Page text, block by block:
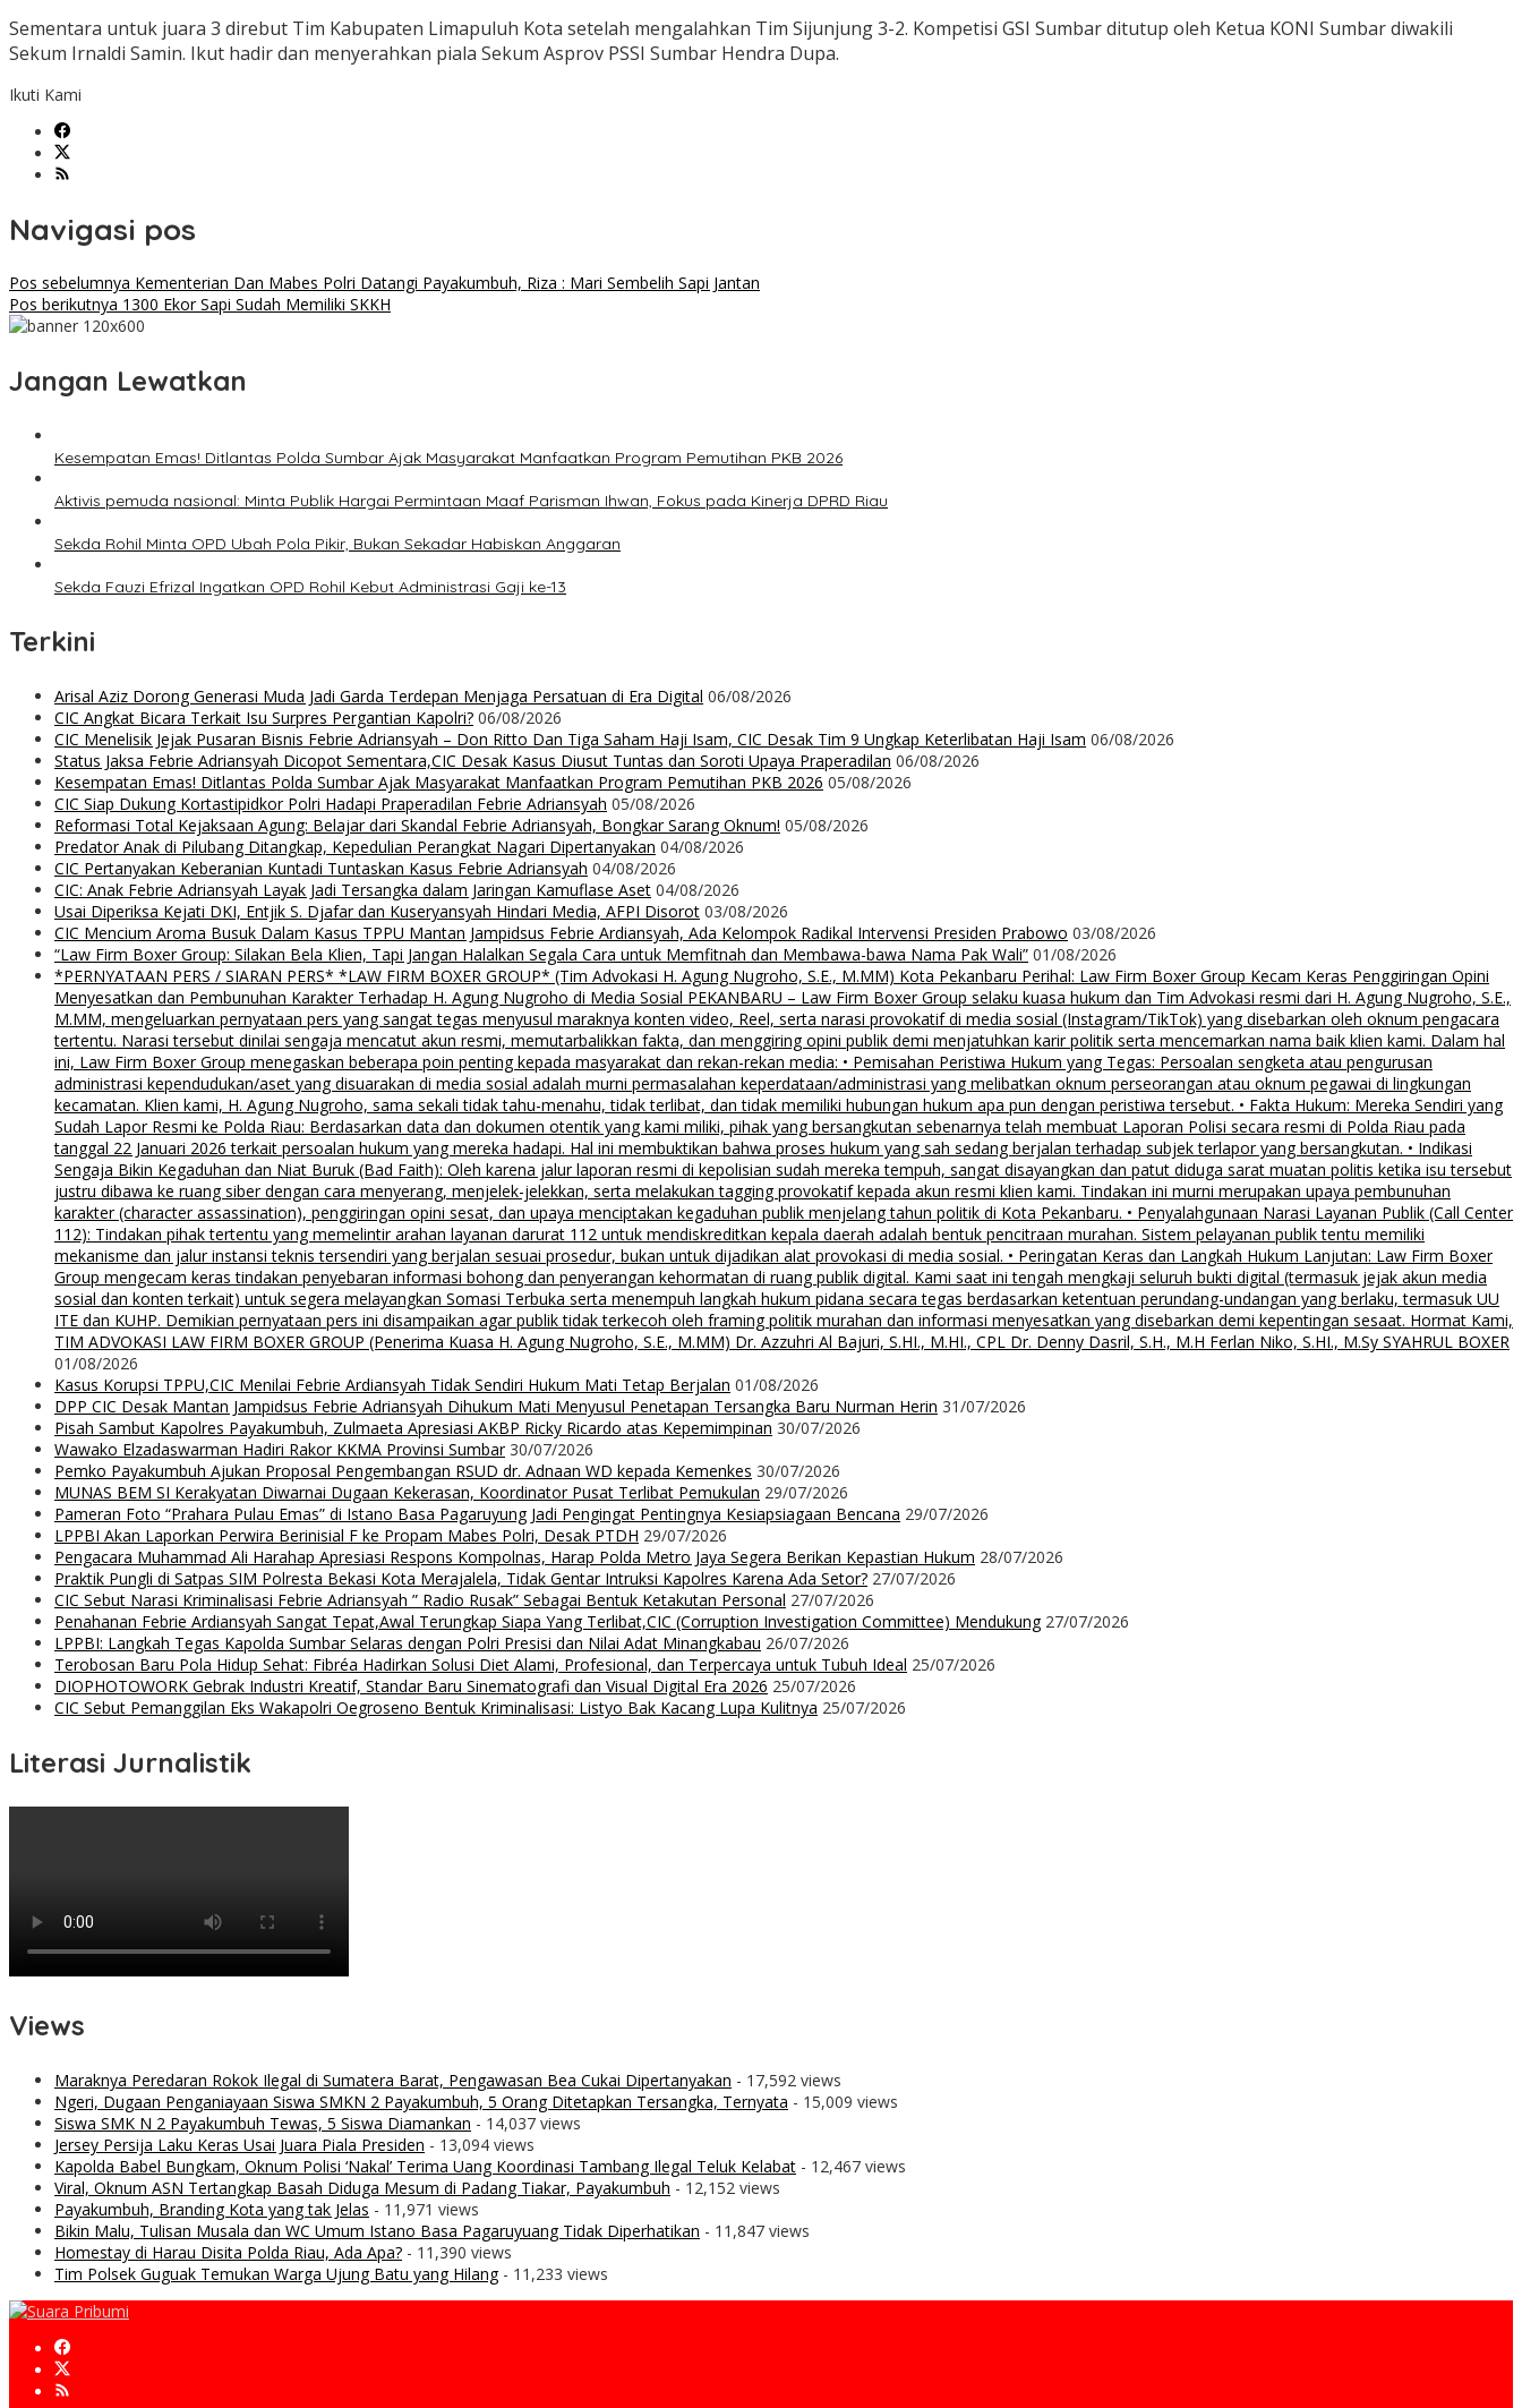
Sementara untuk juara 3 direbut Tim Kabupaten Limapuluh Kota setelah mengalahkan Tim Sijunjung 3-2. Kompetisi GSI Sumbar ditutup oleh Ketua KONI Sumbar diwakili
Sekum Irnaldi Samin. Ikut hadir dan menyerahkan piala Sekum Asprov PSSI Sumbar Hendra Dupa.
Ikuti Kami
Navigasi pos
Pos sebelumnya Kementerian Dan Mabes Polri Datangi Payakumbuh, Riza : Mari Sembelih Sapi Jantan
Pos berikutnya 1300 Ekor Sapi Sudah Memiliki SKKH
Jangan Lewatkan
Kesempatan Emas! Ditlantas Polda Sumbar Ajak Masyarakat Manfaatkan Program Pemutihan PKB 2026
Aktivis pemuda nasional: Minta Publik Hargai Permintaan Maaf Parisman Ihwan, Fokus pada Kinerja DPRD Riau
Sekda Rohil Minta OPD Ubah Pola Pikir, Bukan Sekadar Habiskan Anggaran
Sekda Fauzi Efrizal Ingatkan OPD Rohil Kebut Administrasi Gaji ke-13
Terkini
Arisal Aziz Dorong Generasi Muda Jadi Garda Terdepan Menjaga Persatuan di Era Digital 06/08/2026
CIC Angkat Bicara Terkait Isu Surpres Pergantian Kapolri? 06/08/2026
CIC Menelisik Jejak Pusaran Bisnis Febrie Adriansyah – Don Ritto Dan Tiga Saham Haji Isam, CIC Desak Tim 9 Ungkap Keterlibatan Haji Isam 06/08/2026
Status Jaksa Febrie Adriansyah Dicopot Sementara,CIC Desak Kasus Diusut Tuntas dan Soroti Upaya Praperadilan 06/08/2026
Kesempatan Emas! Ditlantas Polda Sumbar Ajak Masyarakat Manfaatkan Program Pemutihan PKB 2026 05/08/2026
CIC Siap Dukung Kortastipidkor Polri Hadapi Praperadilan Febrie Adriansyah 05/08/2026
Reformasi Total Kejaksaan Agung: Belajar dari Skandal Febrie Adriansyah, Bongkar Sarang Oknum! 05/08/2026
Predator Anak di Pilubang Ditangkap, Kepedulian Perangkat Nagari Dipertanyakan 04/08/2026
CIC Pertanyakan Keberanian Kuntadi Tuntaskan Kasus Febrie Adriansyah 04/08/2026
CIC: Anak Febrie Adriansyah Layak Jadi Tersangka dalam Jaringan Kamuflase Aset 04/08/2026
Usai Diperiksa Kejati DKI, Entjik S. Djafar dan Kuseryansyah Hindari Media, AFPI Disorot 03/08/2026
CIC Mencium Aroma Busuk Dalam Kasus TPPU Mantan Jampidsus Febrie Ardiansyah, Ada Kelompok Radikal Intervensi Presiden Prabowo 03/08/2026
“Law Firm Boxer Group: Silakan Bela Klien, Tapi Jangan Halalkan Segala Cara untuk Memfitnah dan Membawa-bawa Nama Pak Wali” 01/08/2026
*PERNYATAAN PERS / SIARAN PERS* *LAW FIRM BOXER GROUP* (Tim Advokasi H. Agung Nugroho, S.E., M.MM) Kota Pekanbaru Perihal: Law Firm Boxer Group Kecam Keras Penggiringan Opini
Menyesatkan dan Pembunuhan Karakter Terhadap H. Agung Nugroho di Media Sosial PEKANBARU – Law Firm Boxer Group selaku kuasa hukum dan Tim Advokasi resmi dari H. Agung Nugroho, S.E.,
M.MM, mengeluarkan pernyataan pers yang sangat tegas menyusul maraknya konten video, Reel, serta narasi provokatif di media sosial (Instagram/TikTok) yang disebarkan oleh oknum pengacara
tertentu. Narasi tersebut dinilai sengaja mencatut akun resmi, memutarbalikkan fakta, dan menggiring opini publik demi menjatuhkan karir politik serta mencemarkan nama baik klien kami. Dalam hal
ini, Law Firm Boxer Group menegaskan beberapa poin penting kepada masyarakat dan rekan-rekan media: • Pemisahan Peristiwa Hukum yang Tegas: Persoalan sengketa atau pengurusan
administrasi kependudukan/aset yang disuarakan di media sosial adalah murni permasalahan keperdataan/administrasi yang melibatkan oknum perseorangan atau oknum pegawai di lingkungan
kecamatan. Klien kami, H. Agung Nugroho, sama sekali tidak tahu-menahu, tidak terlibat, dan tidak memiliki hubungan hukum apa pun dengan peristiwa tersebut. • Fakta Hukum: Mereka Sendiri yang
Sudah Lapor Resmi ke Polda Riau: Berdasarkan data dan dokumen otentik yang kami miliki, pihak yang bersangkutan sebenarnya telah membuat Laporan Polisi secara resmi di Polda Riau pada
tanggal 22 Januari 2026 terkait persoalan hukum yang mereka hadapi. Hal ini membuktikan bahwa proses hukum yang sah sedang berjalan terhadap subjek terlapor yang bersangkutan. • Indikasi
Sengaja Bikin Kegaduhan dan Niat Buruk (Bad Faith): Oleh karena jalur laporan resmi di kepolisian sudah mereka tempuh, sangat disayangkan dan patut diduga sarat muatan politis ketika isu tersebut
justru dibawa ke ruang siber dengan cara menyerang, menjelek-jelekkan, serta melakukan tagging provokatif kepada akun resmi klien kami. Tindakan ini murni merupakan upaya pembunuhan
karakter (character assassination), penggiringan opini sesat, dan upaya menciptakan kegaduhan publik menjelang tahun politik di Kota Pekanbaru. • Penyalahgunaan Narasi Layanan Publik (Call Center
112): Tindakan pihak tertentu yang memelintir arahan layanan darurat 112 untuk mendiskreditkan kepala daerah adalah bentuk pencitraan murahan. Sistem pelayanan publik tentu memiliki
mekanisme dan jalur instansi teknis tersendiri yang berjalan sesuai prosedur, bukan untuk dijadikan alat provokasi di media sosial. • Peringatan Keras dan Langkah Hukum Lanjutan: Law Firm Boxer
Group mengecam keras tindakan penyebaran informasi bohong dan penyerangan kehormatan di ruang publik digital. Kami saat ini tengah mengkaji seluruh bukti digital (termasuk jejak akun media
sosial dan konten terkait) untuk segera melayangkan Somasi Terbuka serta menempuh langkah hukum pidana secara tegas berdasarkan ketentuan perundang-undangan yang berlaku, termasuk UU
ITE dan KUHP. Demikian pernyataan pers ini disampaikan agar publik tidak terkecoh oleh framing politik murahan dan informasi menyesatkan yang disebarkan demi kepentingan sesaat. Hormat Kami,
TIM ADVOKASI LAW FIRM BOXER GROUP (Penerima Kuasa H. Agung Nugroho, S.E., M.MM) Dr. Azzuhri Al Bajuri, S.HI., M.HI., CPL Dr. Denny Dasril, S.H., M.H Ferlan Niko, S.HI., M.Sy SYAHRUL BOXER
01/08/2026
Kasus Korupsi TPPU,CIC Menilai Febrie Ardiansyah Tidak Sendiri Hukum Mati Tetap Berjalan 01/08/2026
DPP CIC Desak Mantan Jampidsus Febrie Adriansyah Dihukum Mati Menyusul Penetapan Tersangka Baru Nurman Herin 31/07/2026
Pisah Sambut Kapolres Payakumbuh, Zulmaeta Apresiasi AKBP Ricky Ricardo atas Kepemimpinan 30/07/2026
Wawako Elzadaswarman Hadiri Rakor KKMA Provinsi Sumbar 30/07/2026
Pemko Payakumbuh Ajukan Proposal Pengembangan RSUD dr. Adnaan WD kepada Kemenkes 30/07/2026
MUNAS BEM SI Kerakyatan Diwarnai Dugaan Kekerasan, Koordinator Pusat Terlibat Pemukulan 29/07/2026
Pameran Foto “Prahara Pulau Emas” di Istano Basa Pagaruyung Jadi Pengingat Pentingnya Kesiapsiagaan Bencana 29/07/2026
LPPBI Akan Laporkan Perwira Berinisial F ke Propam Mabes Polri, Desak PTDH 29/07/2026
Pengacara Muhammad Ali Harahap Apresiasi Respons Kompolnas, Harap Polda Metro Jaya Segera Berikan Kepastian Hukum 28/07/2026
Praktik Pungli di Satpas SIM Polresta Bekasi Kota Merajalela, Tidak Gentar Intruksi Kapolres Karena Ada Setor? 27/07/2026
CIC Sebut Narasi Kriminalisasi Febrie Adriansyah ” Radio Rusak” Sebagai Bentuk Ketakutan Personal 27/07/2026
Penahanan Febrie Ardiansyah Sangat Tepat,Awal Terungkap Siapa Yang Terlibat,CIC (Corruption Investigation Committee) Mendukung 27/07/2026
LPPBI: Langkah Tegas Kapolda Sumbar Selaras dengan Polri Presisi dan Nilai Adat Minangkabau 26/07/2026
Terobosan Baru Pola Hidup Sehat: Fibréa Hadirkan Solusi Diet Alami, Profesional, dan Terpercaya untuk Tubuh Ideal 25/07/2026
DIOPHOTOWORK Gebrak Industri Kreatif, Standar Baru Sinematografi dan Visual Digital Era 2026 25/07/2026
CIC Sebut Pemanggilan Eks Wakapolri Oegroseno Bentuk Kriminalisasi: Listyo Bak Kacang Lupa Kulitnya 25/07/2026
Literasi Jurnalistik
Views
Maraknya Peredaran Rokok Ilegal di Sumatera Barat, Pengawasan Bea Cukai Dipertanyakan - 17,592 views
Ngeri, Dugaan Penganiayaan Siswa SMKN 2 Payakumbuh, 5 Orang Ditetapkan Tersangka, Ternyata - 15,009 views
Siswa SMK N 2 Payakumbuh Tewas, 5 Siswa Diamankan - 14,037 views
Jersey Persija Laku Keras Usai Juara Piala Presiden - 13,094 views
Kapolda Babel Bungkam, Oknum Polisi ‘Nakal’ Terima Uang Koordinasi Tambang Ilegal Teluk Kelabat - 12,467 views
Viral, Oknum ASN Tertangkap Basah Diduga Mesum di Padang Tiakar, Payakumbuh - 12,152 views
Payakumbuh, Branding Kota yang tak Jelas - 11,971 views
Bikin Malu, Tulisan Musala dan WC Umum Istano Basa Pagaruyuang Tidak Diperhatikan - 11,847 views
Homestay di Harau Disita Polda Riau, Ada Apa? - 11,390 views
Tim Polsek Guguak Temukan Warga Ujung Batu yang Hilang- 11,233 views